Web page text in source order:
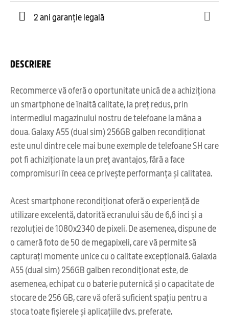
2 ani garanție legală
DESCRIERE
Recommerce vă oferă o oportunitate unică de a achiziționa
un smartphone de înaltă calitate, la preț redus, prin
intermediul magazinului nostru de telefoane la mâna a
doua. Galaxy A55 (dual sim) 256GB galben recondiționat
este unul dintre cele mai bune exemple de telefoane SH care
pot fi achiziționate la un preț avantajos, fără a face
compromisuri în ceea ce privește performanța și calitatea.
Acest smartphone recondiționat oferă o experiență de
utilizare excelentă, datorită ecranului său de 6,6 inci și a
rezoluției de 1080x2340 de pixeli. De asemenea, dispune de
o cameră foto de 50 de megapixeli, care vă permite să
capturați momente unice cu o calitate excepțională. Galaxia
A55 (dual sim) 256GB galben recondiționat este, de
asemenea, echipat cu o baterie puternică și o capacitate de
stocare de 256 GB, care vă oferă suficient spațiu pentru a
stoca toate fișierele și aplicațiile dvs. preferate.